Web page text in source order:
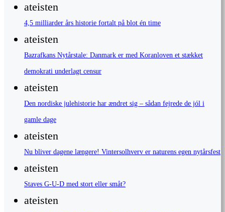
ateisten
4,5 milliarder års historie fortalt på blot én time
ateisten
Bazrafkans Nytårstale: Danmark er med Koranloven et stækket
demokrati underlagt censur
ateisten
Den nordiske julehistorie har ændret sig – sådan fejrede de jól i
gamle dage
ateisten
Nu bliver dagene længere! Vintersolhverv er naturens egen nytårsfest
ateisten
Staves G-U-D med stort eller småt?
ateisten